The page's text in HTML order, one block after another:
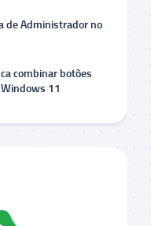
de Administrador no
combinar botões
11